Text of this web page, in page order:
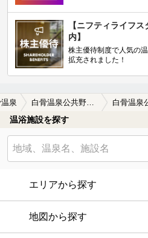
【ニフティライフ
内】
株主優待制度で人気の
拡充されました！
泉
温浴施設を探す
エリアから探す
地図から探す